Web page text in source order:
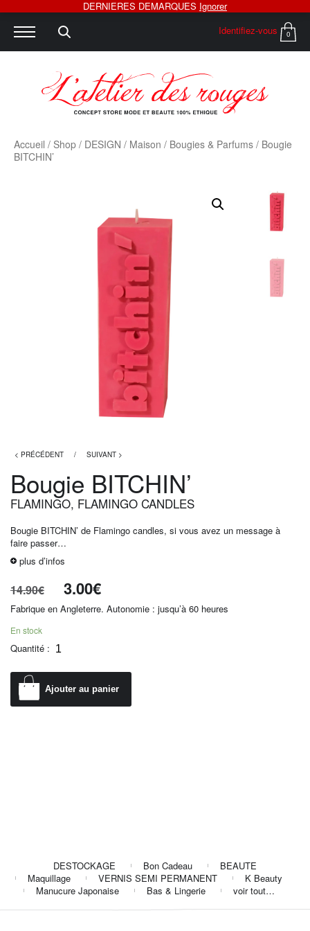
Identifiez-vous 0
Accueil / Shop / DESIGN / Maison / Bougies & Parfums / Bougie
BITCHIN’
< PRÉCÉDENT / SUIVANT >
Bougie BITCHIN’
FLAMINGO, FLAMINGO CANDLES
Bougie BITCHIN’ de Flamingo candles, si vous avez un message à
faire passer…
plus d’infos
14.90€ 3.00€
Fabrique en Angleterre. Autonomie : jusqu’à 60 heures
En stock
Quantité :
Ajouter au panier
DESTOCKAGE Bon Cadeau
BEAUTE
Maquillage
VERNIS SEMI PERMANENT
K Beauty
Manucure Japonaise
Bas & Lingerie voir tout…
DERNIERES DEMARQUES Ignorer